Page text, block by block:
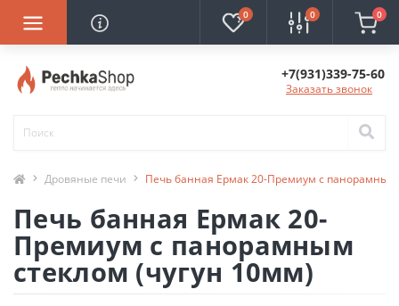
0 0 0
+7(931)339-75-60
Заказать звонок
Дровяные печи Печь банная Ермак 20-Премиум с панорамным
Печь банная Ермак 20-
Премиум с панорамным
стеклом (чугун 10мм)